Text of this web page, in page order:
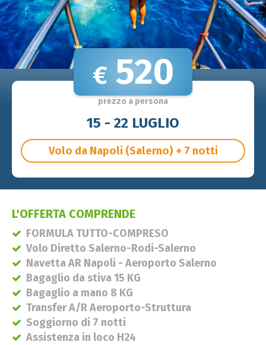
€520
prezzo a persona
15 - 22 LUGLIO
Volo da Napoli (Salerno) + 7 notti
L'OFFERTA COMPRENDE
FORMULA TUTTO-COMPRESO
Volo Diretto Salerno-Rodi-Salerno
Navetta AR Napoli - Aeroporto Salerno
Bagaglio da stiva 15 KG
Bagaglio a mano 8 KG
Transfer A/R Aeroporto-Struttura
Soggiorno di 7 notti
Assistenza in loco H24